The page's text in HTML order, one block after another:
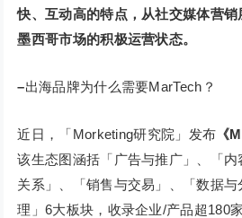
快、互动高的特点，从社交媒体营
墨西哥市场的积极运营状态。
–出海品牌为什么需要MarTech？
近日，「Morketing研究院」发布 《
该生态图涵括「广告与推广」、「
关系」、「销售与交易」、「数据
理」6大板块，收录企业/产品超180